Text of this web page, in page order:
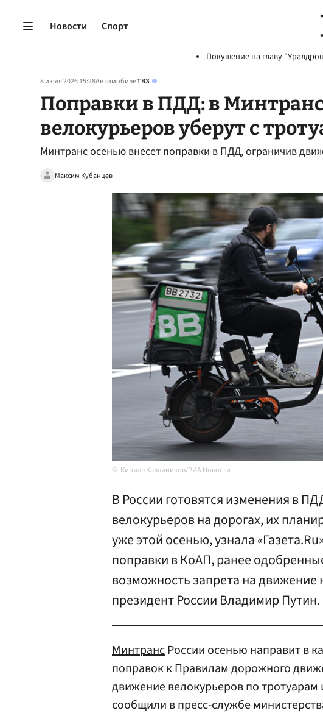
Новости Спорт
Покушение на главу
8 июля 2026 15:28АвтомобилиТВЗ
Поправки в ПДД: в
велокурьеров уберут с
Минтранс осенью внесет поправки в ПДД, ограничив
Максим Кубанцев
Кирилл Каллиников/РИА Новости
В России готовятся изменения в
велокурьеров на дорогах, их
уже этой осенью, узнала
поправки в КоАП, ранее
возможность запрета на движение
президент России Владимир Путин.
МинтрансРоссии осенью направит в
поправок к Правилам дорожного
движение велокурьеров по тротуарам
сообщили в пресс-службе